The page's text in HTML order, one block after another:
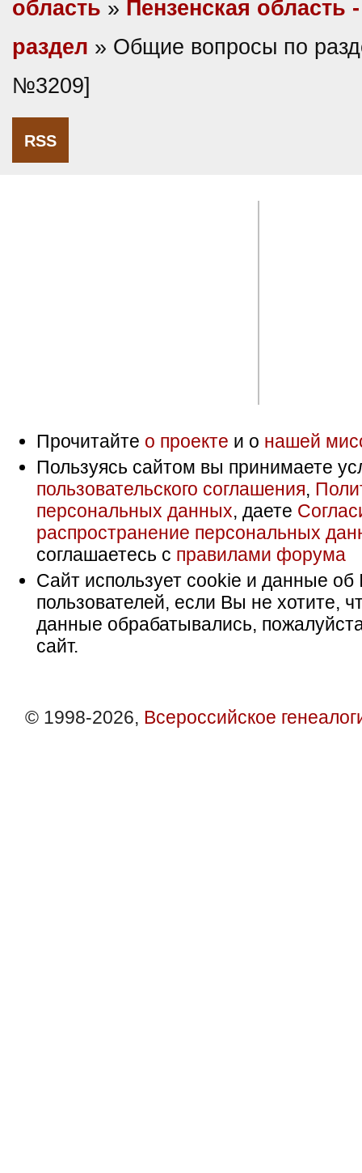
область » Пензенская область
раздел » Общие вопросы по
№3209]
RSS
Прочитайте о проекте и о нашей
Пользуясь сайтом вы принимаете
пользовательского соглашения,
персональных данных, даете
распространение персональных
соглашаетесь с правилами форума
Сайт использует cookie и данные об
пользователей, если Вы не хотите,
данные обрабатывались,
сайт.
© 1998-2026, Всероссийское